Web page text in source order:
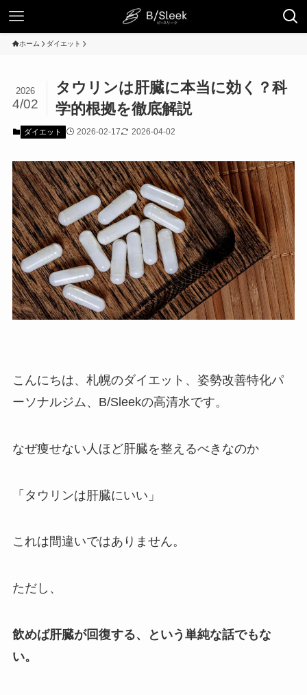
ホーム ダイエット
タウリンは肝臓に本当に効く？科
学的根拠を徹底解説
2026
4/02
ダイエット 2026-02-17 2026-04-02
こんにちは、札幌のダイエット、姿勢改善特化パ
ーソナルジム、B/Sleekの高清水です。
なぜ痩せない人ほど肝臓を整えるべきなのか
「タウリンは肝臓にいい」
これは間違いではありません。
ただし、
飲めば肝臓が回復する、という単純な話でもな
い。